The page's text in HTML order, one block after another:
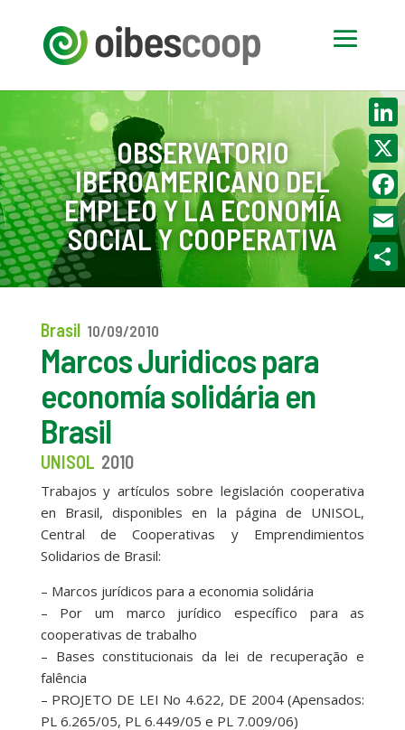
OBSERVATORIO
IBEROAMERICANO DEL
EMPLEO Y LA ECONOMÍA
SOCIAL Y COOPERATIVA
Brasil 10/09/2010
Marcos Juridicos para
economía solidária en
Brasil
UNISOL 2010
Trabajos y artículos sobre legislación cooperativa
en Brasil, disponibles en la página de UNISOL,
Central de Cooperativas y Emprendimientos
Solidarios de Brasil:
– Marcos jurídicos para a economia solidária
– Por um marco jurídico específico para as
cooperativas de trabalho
– Bases constitucionais da lei de recuperação e
falência
– PROJETO DE LEI No 4.622, DE 2004 (Apensados:
PL 6.265/05, PL 6.449/05 e PL 7.009/06)
X
Email